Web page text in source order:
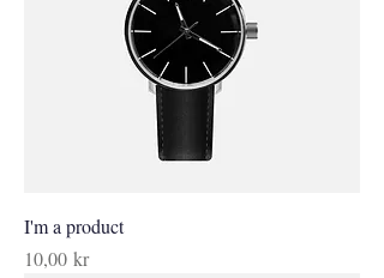
I'm a product
Pris
10,00 kr